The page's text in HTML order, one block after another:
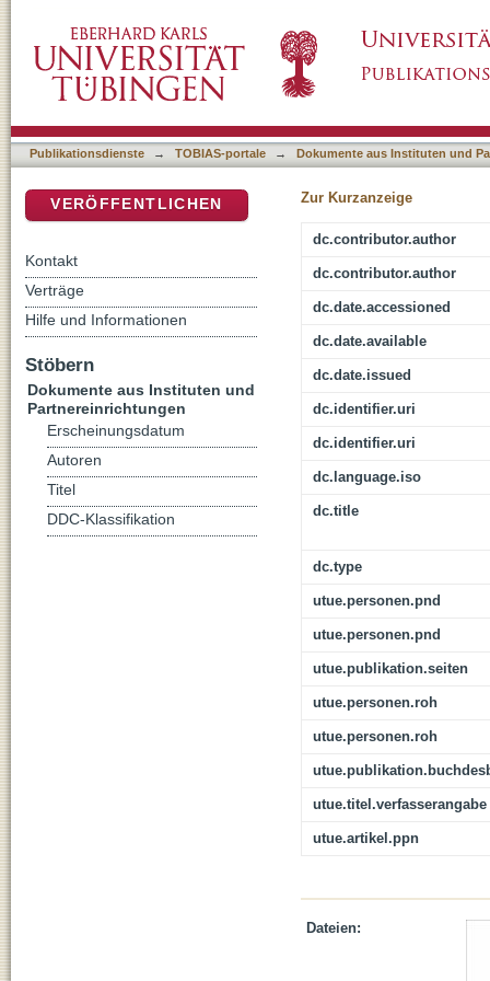
Publikationsdienste → TOBIAS-portale → Dokumente aus Instituten und
Zur Kurzanzeige
dc.contributor.author
dc.contributor.author
dc.date.accessioned
dc.date.available
dc.date.issued
dc.identifier.uri
dc.identifier.uri
dc.language.iso
dc.title
dc.type
utue.personen.pnd
utue.personen.pnd
utue.publikation.seiten
utue.personen.roh
utue.personen.roh
utue.titel.verfasserangabe
utue.artikel.ppn
Dateien:
VERÖFFENTLICHEN
Kontakt
Verträge
Hilfe und Informationen
Stöbern
Dokumente aus Instituten und
Partnereinrichtungen
Erscheinungsdatum
Autoren
Titel
DDC-Klassifikation